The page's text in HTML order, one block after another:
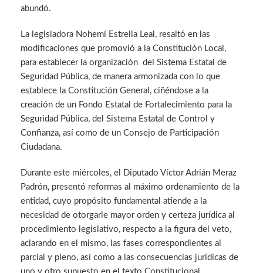
abundó.
La legisladora Nohemí Estrella Leal, resaltó en las
modificaciones que promovió a la Constitución Local,
para establecer la organización del Sistema Estatal de
Seguridad Pública, de manera armonizada con lo que
establece la Constitución General, ciñéndose a la
creación de un Fondo Estatal de Fortalecimiento para la
Seguridad Pública, del Sistema Estatal de Control y
Confianza, así como de un Consejo de Participación
Ciudadana.
Durante este miércoles, el Diputado Víctor Adrián Meraz
Padrón, presentó reformas al máximo ordenamiento de la
entidad, cuyo propósito fundamental atiende a la
necesidad de otorgarle mayor orden y certeza jurídica al
procedimiento legislativo, respecto a la figura del veto,
aclarando en el mismo, las fases correspondientes al
parcial y pleno, así como a las consecuencias jurídicas de